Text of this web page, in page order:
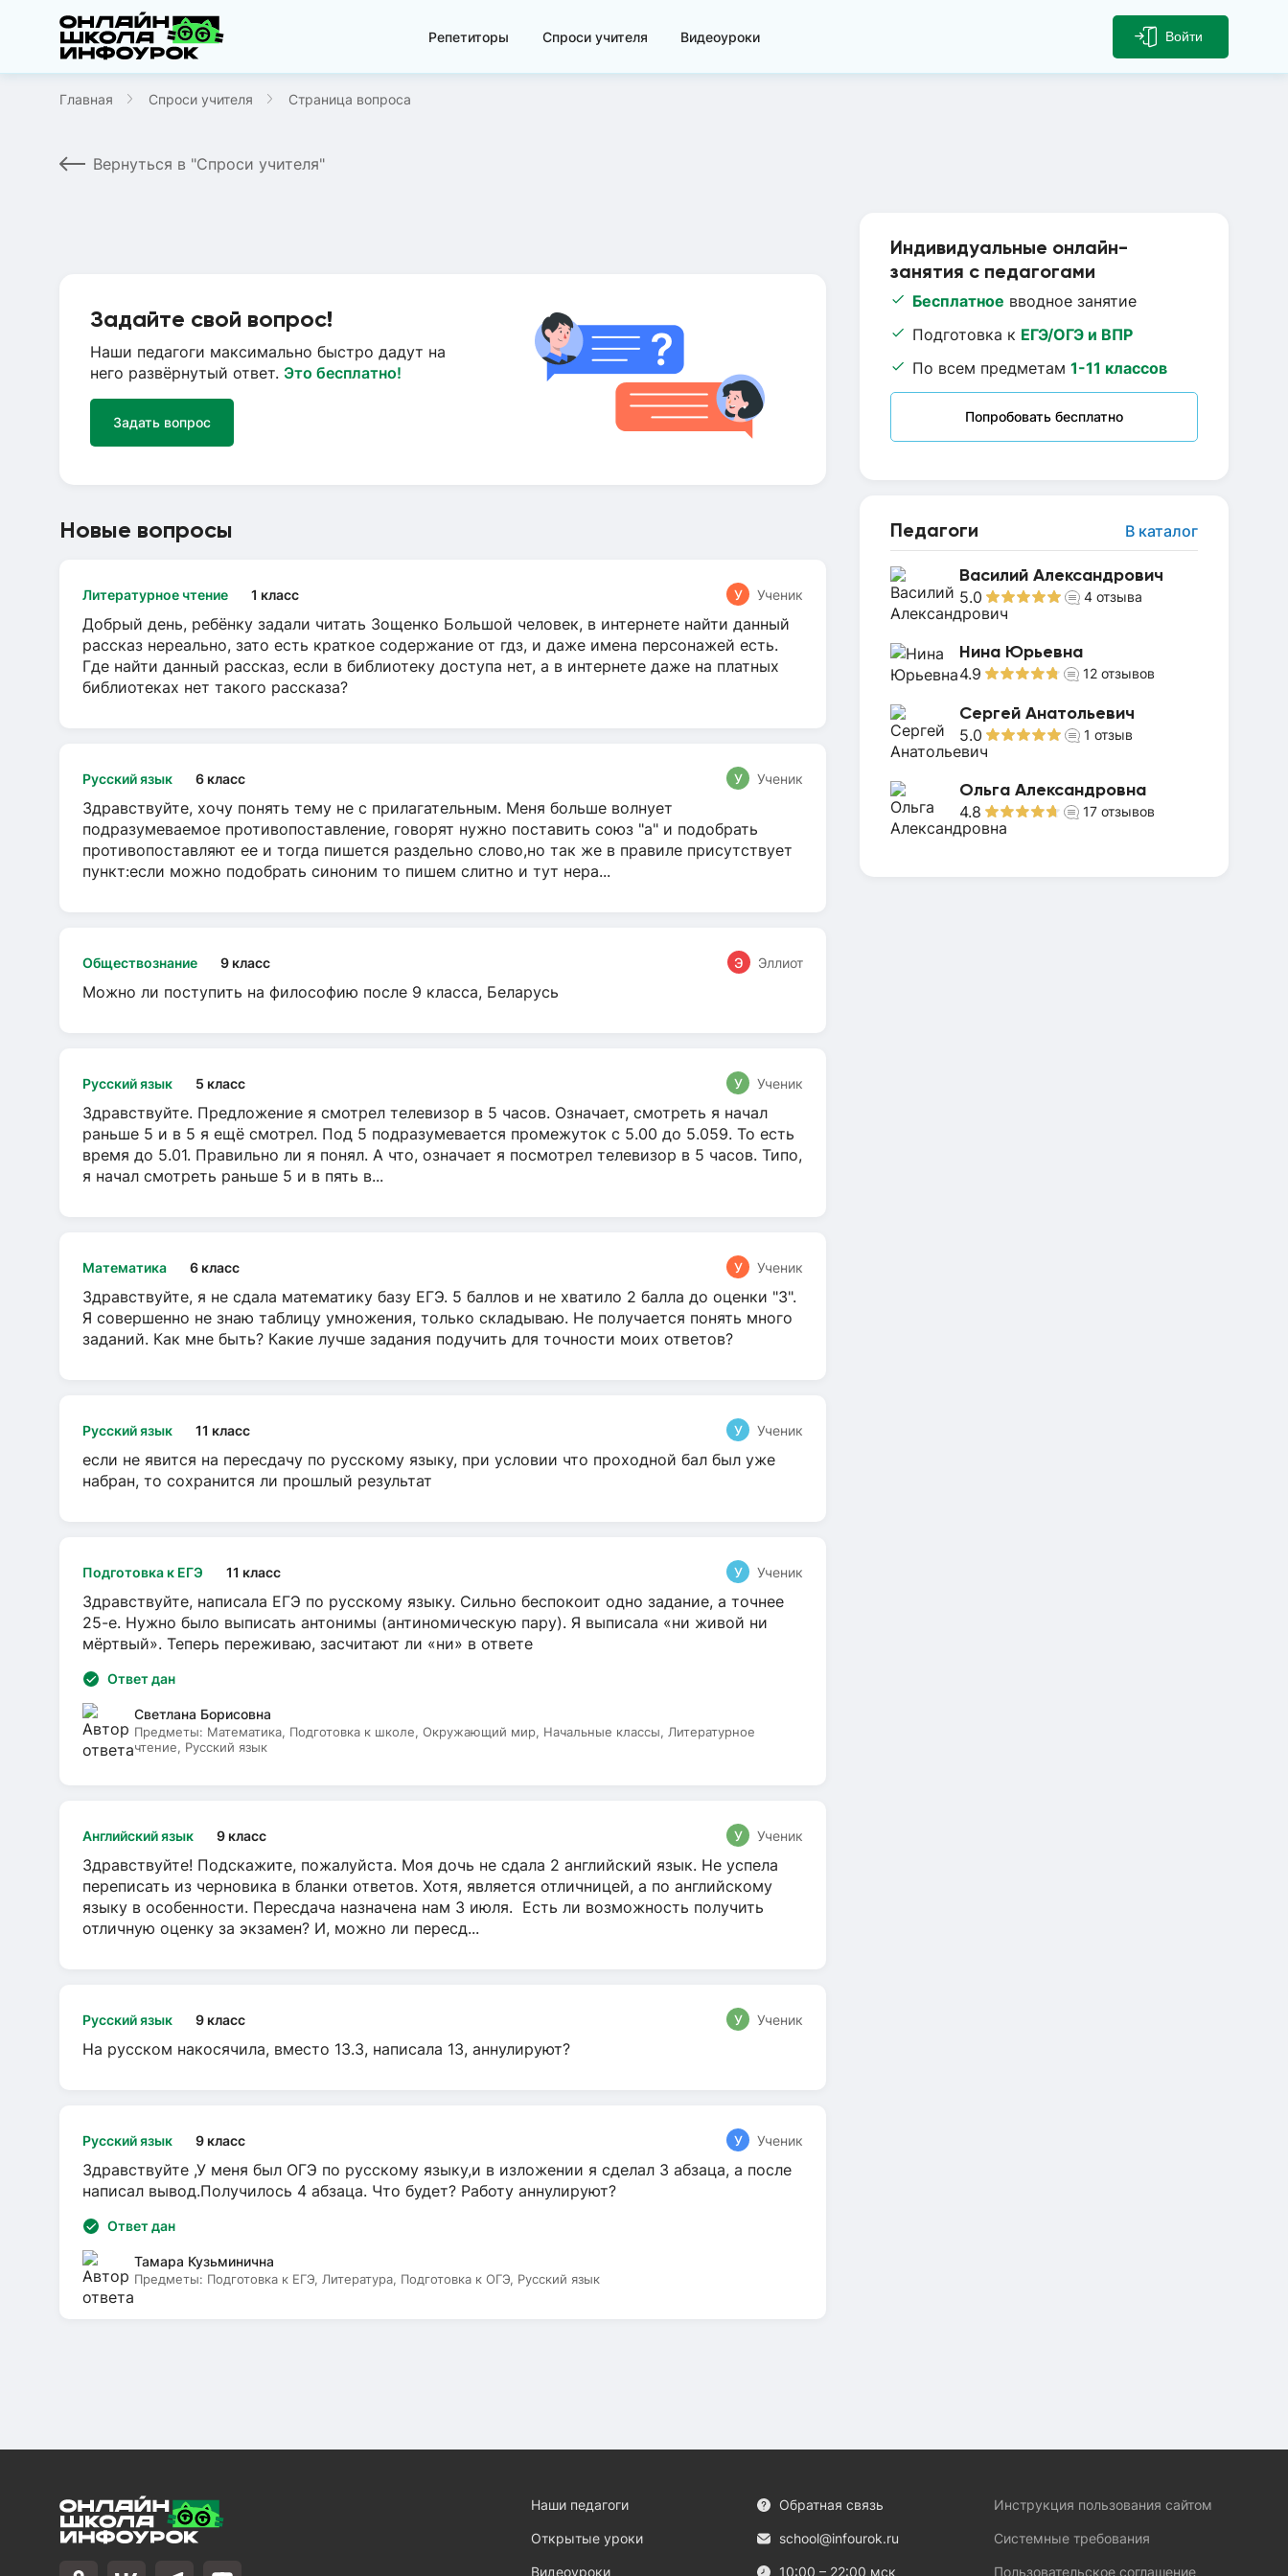
Репетиторы Спроси учителя Видеоуроки Войти
Главная Спроси учителя Страница вопроса
Вернуться в "Спроси учителя"
Индивидуальные онлайн-
занятия с педагогами
Бесплатное вводное занятие
Подготовка к ЕГЭ/ОГЭ и ВПР
По всем предметам 1-11 классов
Попробовать бесплатно
Педагоги В каталог
Василий Александрович
5.0 4 отзыва
Нина Юрьевна
4.9 12 отзывов
Сергей Анатольевич
5.0 1 отзыв
Ольга Александровна
4.8 17 отзывов
Задайте свой вопрос!
Наши педагоги максимально быстро дадут на
него развёрнутый ответ. Это бесплатно!
Задать вопрос
Новые вопросы
Литературное чтение 1 класс У Ученик
Добрый день, ребёнку задали читать Зощенко Большой человек, в интернете найти данный
рассказ нереально, зато есть краткое содержание от гдз, и даже имена персонажей есть.
Где найти данный рассказ, если в библиотеку доступа нет, а в интернете даже на платных
библиотеках нет такого рассказа?
Русский язык 6 класс У Ученик
Здравствуйте, хочу понять тему не с прилагательным. Меня больше волнует
подразумеваемое противопоставление, говорят нужно поставить союз "а" и подобрать
противопоставляют ее и тогда пишется раздельно слово,но так же в правиле присутствует
пункт:если можно подобрать синоним то пишем слитно и тут нера...
Обществознание 9 класс Э Эллиот
Можно ли поступить на философию после 9 класса, Беларусь
Русский язык 5 класс У Ученик
Здравствуйте. Предложение я смотрел телевизор в 5 часов. Означает, смотреть я начал
раньше 5 и в 5 я ещё смотрел. Под 5 подразумевается промежуток с 5.00 до 5.059. То есть
время до 5.01. Правильно ли я понял. А что, означает я посмотрел телевизор в 5 часов. Типо,
я начал смотреть раньше 5 и в пять в...
Математика 6 класс У Ученик
Здравствуйте, я не сдала математику базу ЕГЭ. 5 баллов и не хватило 2 балла до оценки "3".
Я совершенно не знаю таблицу умножения, только складываю. Не получается понять много
заданий. Как мне быть? Какие лучше задания подучить для точности моих ответов?
Русский язык 11 класс У Ученик
если не явится на пересдачу по русскому языку, при условии что проходной бал был уже
набран, то сохранится ли прошлый результат
Подготовка к ЕГЭ 11 класс У Ученик
Здравствуйте, написала ЕГЭ по русскому языку. Сильно беспокоит одно задание, а точнее
25-е. Нужно было выписать антонимы (антиномическую пару). Я выписала «ни живой ни
мёртвый». Теперь переживаю, засчитают ли «ни» в ответе
Ответ дан
Светлана Борисовна
Предметы: Математика, Подготовка к школе, Окружающий мир, Начальные классы, Литературное
чтение, Русский язык
Английский язык 9 класс У Ученик
Здравствуйте! Подскажите, пожалуйста. Моя дочь не сдала 2 английский язык. Не успела
переписать из черновика в бланки ответов. Хотя, является отличницей, а по английскому
языку в особенности. Пересдача назначена нам 3 июля. Есть ли возможность получить
отличную оценку за экзамен? И, можно ли пересд...
Русский язык 9 класс У Ученик
На русском накосячила, вместо 13.3, написала 13, аннулируют?
Русский язык 9 класс У Ученик
Здравствуйте ,У меня был ОГЭ по русскому языку,и в изложении я сделал 3 абзаца, а после
написал вывод.Получилось 4 абзаца. Что будет? Работу аннулируют?
Ответ дан
Тамара Кузьминична
Предметы: Подготовка к ЕГЭ, Литература, Подготовка к ОГЭ, Русский язык
Наши педагоги
Открытые уроки
Видеоуроки
Обратная связь
school@infourok.ru
10:00 – 22:00 мск
Инструкция пользования сайтом
Системные требования
Пользовательское соглашение